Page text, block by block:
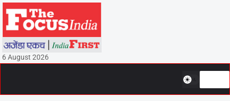
6 August 2026